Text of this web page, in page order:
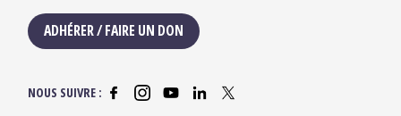
ADHÉRER / FAIRE UN DON
NOUS SUIVRE :